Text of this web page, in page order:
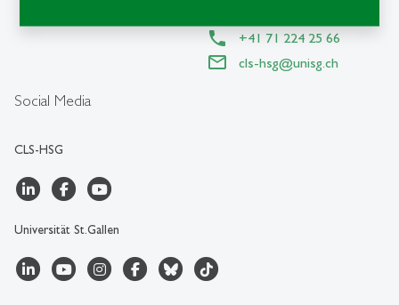
Social Media
CLS-HSG
Universität St.Gallen
+41 71 224 25 66
cls-hsg@unisg.ch